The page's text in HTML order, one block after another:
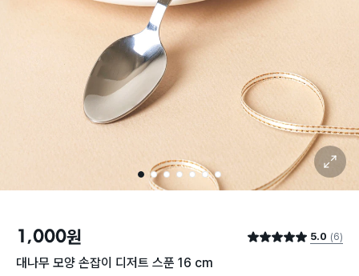
1 2 3 4 5 6 7
확대 보기
1,000원 별점 5.0점 5.0 (6)
대나무 모양 손잡이 디저트 스푼 16 cm